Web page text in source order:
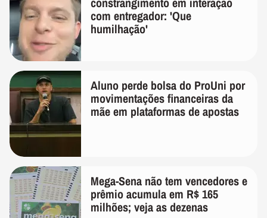
com entregador: 'Que
humilhação'
Aluno perde bolsa do ProUni por
movimentações financeiras da
mãe em plataformas de apostas
Mega-Sena não tem vencedores e
prêmio acumula em R$ 165
milhões; veja as dezenas